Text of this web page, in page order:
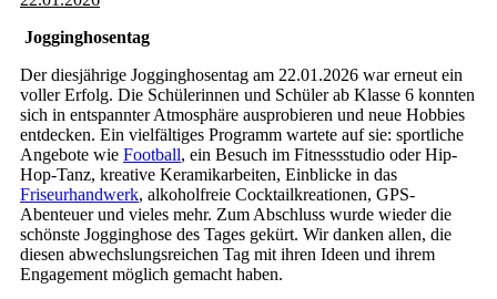
Jogginghosentag
Der diesjährige Jogginghosentag am 22.01.2026 war erneut ein
voller Erfolg. Die Schülerinnen und Schüler ab Klasse 6 konnten
sich in entspannter Atmosphäre ausprobieren und neue Hobbies
entdecken. Ein vielfältiges Programm wartete auf sie: sportliche
Angebote wie Football, ein Besuch im Fitnessstudio oder Hip-
Hop-Tanz, kreative Keramikarbeiten, Einblicke in das
Friseurhandwerk, alkoholfreie Cocktailkreationen, GPS-
Abenteuer und vieles mehr. Zum Abschluss wurde wieder die
schönste Jogginghose des Tages gekürt. Wir danken allen, die
diesen abwechslungsreichen Tag mit ihren Ideen und ihrem
Engagement möglich gemacht haben.